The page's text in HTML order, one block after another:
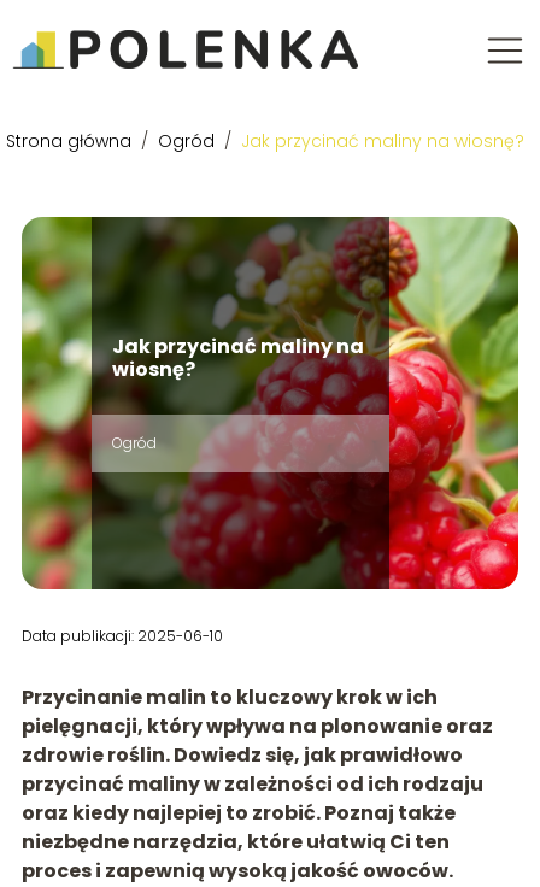
Strona główna / Ogród / Jak przycinać maliny na wiosnę?
Jak przycinać maliny na
wiosnę?
Ogród
Data publikacji: 2025-06-10
Przycinanie malin to kluczowy krok w ich
pielęgnacji, który wpływa na plonowanie oraz
zdrowie roślin. Dowiedz się, jak prawidłowo
przycinać maliny w zależności od ich rodzaju
oraz kiedy najlepiej to zrobić. Poznaj także
niezbędne narzędzia, które ułatwią Ci ten
proces i zapewnią wysoką jakość owoców.